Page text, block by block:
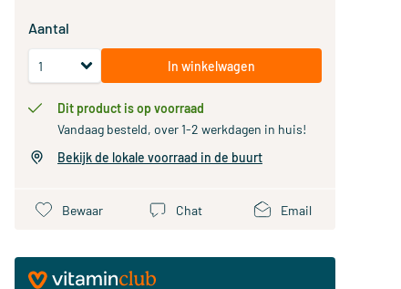
Aantal
In winkelwagen
Dit product is op voorraad
Vandaag besteld, over 1-2 werkdagen in huis!
Bekijk de lokale voorraad in de buurt
Bewaar Chat Email